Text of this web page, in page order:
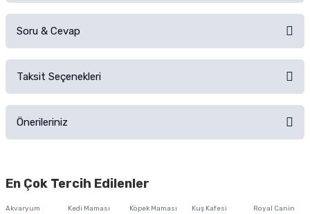
Ürünü Satın Al ve Yorumla
Soru & Cevap
Taksit Seçenekleri
Önerileriniz
iletebilirsiniz.
En Çok Tercih Edilenler
Akvaryum
Kedi Maması
Köpek Maması
Kuş Kafesi
Royal Canin